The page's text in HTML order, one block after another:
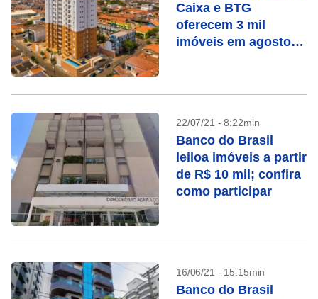
Caixa e BTG
oferecem 3 mil
imóveis em agosto;
22/07/21 - 8:22min
Banco do Brasil
leiloa imóveis a partir
de R$ 10 mil; confira
como participar
16/06/21 - 15:15min
Banco do Brasil